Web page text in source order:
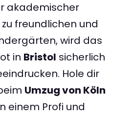
akademischer
freundlichen und
wird das
in Bristol sicherlich
Hole dir
Umzug von Köln
einem Profi und